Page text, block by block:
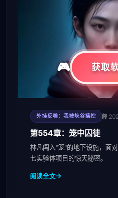
外挂反噬：我被峡谷操控
第554章：笼中囚徒
林凡闯入"笼"的地下设施，面
七实验体项目的惊天秘密。
阅读全文
获取